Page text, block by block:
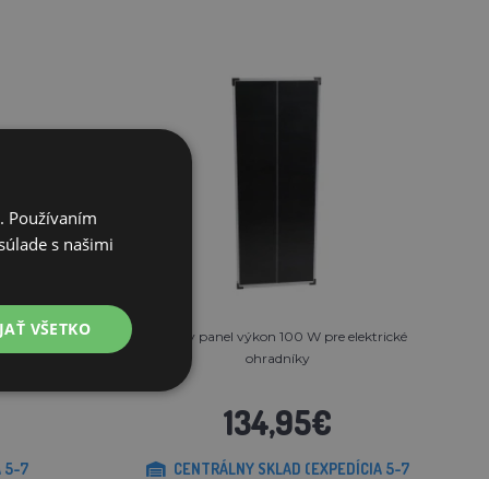
5-7
Solárny panel výkon 100 W pre elektrické
ohradníky
134,95€
CENTRÁLNY SKLAD (EXPEDÍCIA 5-7
Používaním
s našimi
VŠETKO